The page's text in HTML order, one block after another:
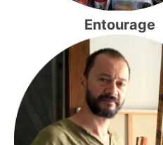
Entourage